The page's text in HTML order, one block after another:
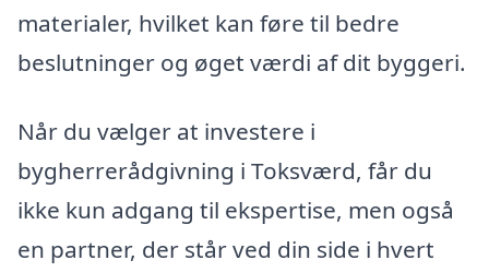
materialer, hvilket kan føre til bedre
beslutninger og øget værdi af dit byggeri.
Når du vælger at investere i
bygherrerådgivning i Toksværd, får du
ikke kun adgang til ekspertise, men også
en partner, der står ved din side i hvert